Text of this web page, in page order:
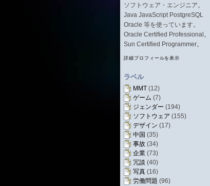
ソフトウェア・エンジニア。
Java JavaScript PostgreSQL
Oracle 等を使っています。
Oracle Certified Professional。
Sun Certified Programmer。
詳細プロフィールを表示
ラベル
MMT (12)
ゲーム (7)
ジェンダー (194)
ソフトウェア (155)
デザイン (17)
中国 (35)
事故 (34)
企業 (73)
冗談 (40)
写真 (16)
労働問題 (96)